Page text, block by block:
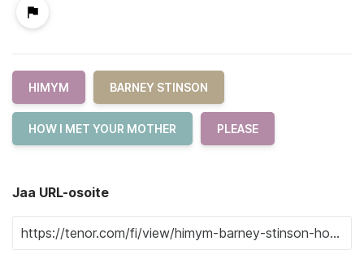
HIMYM BARNEY STINSON
HOW I MET YOUR MOTHER PLEASE
Jaa URL-osoite